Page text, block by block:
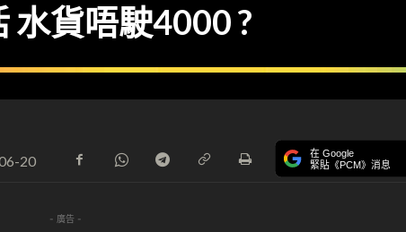
水貨唔駛4000 ?
20 在 Google
緊貼《PCM》消息
- 廣告 -